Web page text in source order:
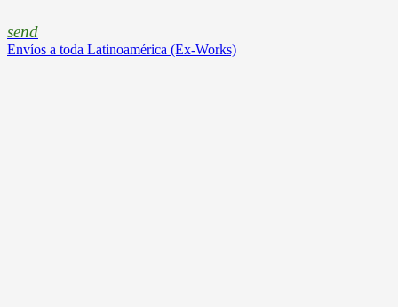
send
Envíos a toda Latinoamérica (Ex-Works)